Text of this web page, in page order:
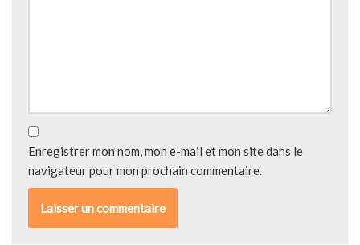
Enregistrer mon nom, mon e-mail et mon site dans le
navigateur pour mon prochain commentaire.